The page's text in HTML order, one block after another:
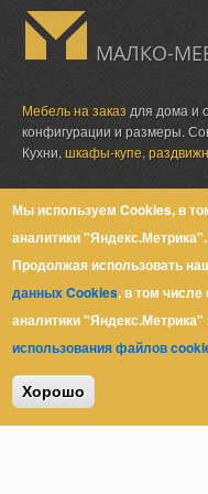
МАЛКО-
Мебель на заказ для дома и
конфигурации и размеры.
Кухни, шкафы-купе,
Юр. адрес: Ростов-на-
+7 (863) 279-39-80
+7 (918) 51-06-999
zakaz@malkomebel.ru
Мы используем Cookies, в
аналитики "Яндекс.Метрика".
Продолжая использовать
данных Cookies, в том числе
аналитики "Яндекс.Метрика"
использования файлов
Хорошо